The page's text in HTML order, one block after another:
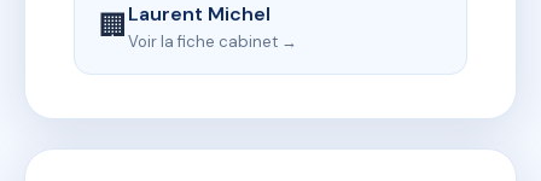
🏢Laurent Michel
Voir la fiche cabinet →